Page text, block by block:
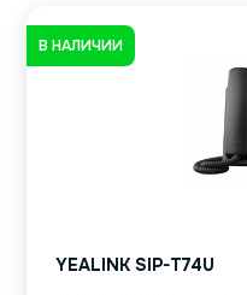
В НАЛИЧИИ
YEALINK SIP-T74U